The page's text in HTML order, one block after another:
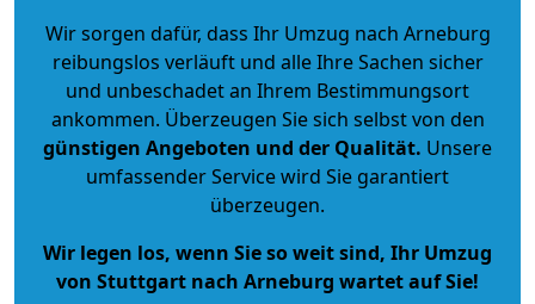
Wir sorgen dafür, dass Ihr Umzug nach Arneburg
reibungslos verläuft und alle Ihre Sachen sicher
und unbeschadet an Ihrem Bestimmungsort
ankommen. Überzeugen Sie sich selbst von den
günstigen Angeboten und der Qualität. Unsere
umfassender Service wird Sie garantiert
überzeugen.
Wir legen los, wenn Sie so weit sind, Ihr Umzug
von Stuttgart nach Arneburg wartet auf Sie!